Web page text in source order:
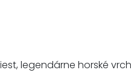
legendárne horské